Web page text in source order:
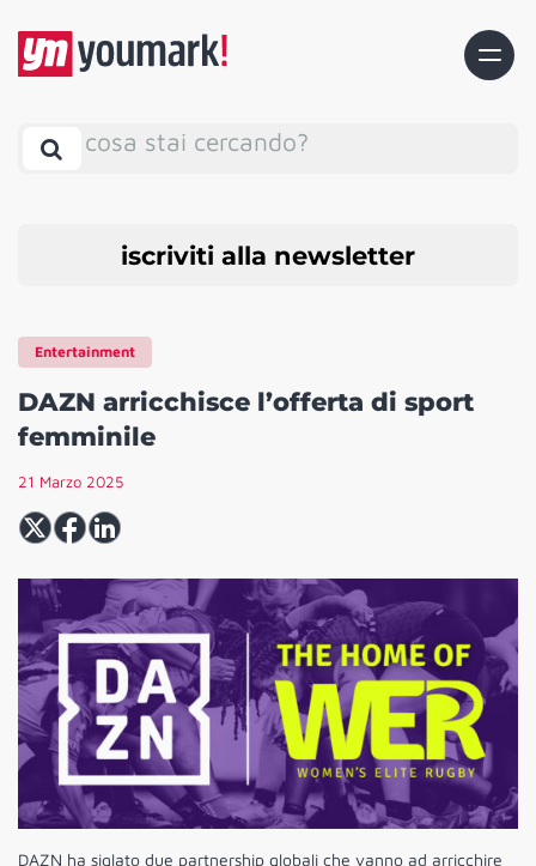
cosa stai cercando?
iscriviti alla newsletter
Entertainment
DAZN arricchisce l’offerta di sport
femminile
21 Marzo 2025
DAZN ha siglato due partnership globali che vanno ad arricchire